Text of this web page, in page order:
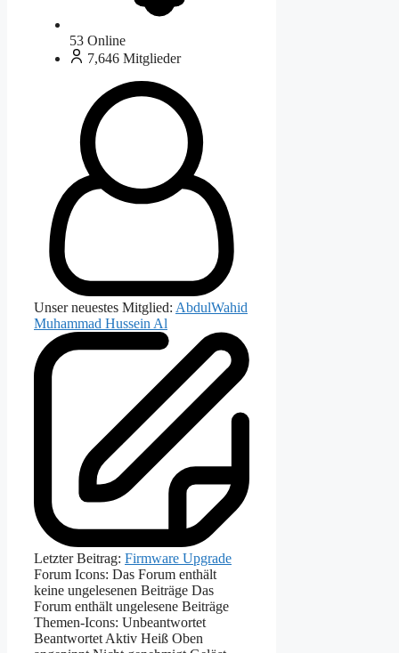
53 Online
7,646 Mitglieder
Unser neuestes Mitglied: AbdulWahid
Muhammad Hussein Al
Letzter Beitrag: Firmware Upgrade
Forum Icons: Das Forum enthält
keine ungelesenen Beiträge Das
Forum enthält ungelesene Beiträge
Themen-Icons: Unbeantwortet
Beantwortet Aktiv Heiß Oben